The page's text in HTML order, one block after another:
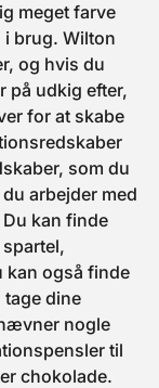
meget farve
i brug. Wilton
og hvis du
på udkig efter,
for at skabe
som du
arbejder med
kan finde
kan også finde
dine
nogle
til
chokolade.